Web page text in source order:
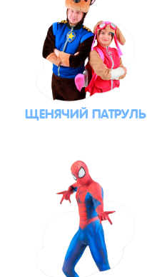
ЩЕНЯЧИЙ ПАТРУЛЬ